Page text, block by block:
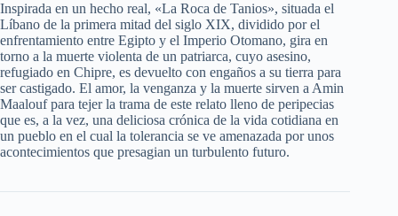
Inspirada en un hecho real, «La Roca de Tanios», situada el
Líbano de la primera mitad del siglo XIX, dividido por el
enfrentamiento entre Egipto y el Imperio Otomano, gira en
torno a la muerte violenta de un patriarca, cuyo asesino,
refugiado en Chipre, es devuelto con engaños a su tierra para
ser castigado. El amor, la venganza y la muerte sirven a Amin
Maalouf para tejer la trama de este relato lleno de peripecias
que es, a la vez, una deliciosa crónica de la vida cotidiana en
un pueblo en el cual la tolerancia se ve amenazada por unos
acontecimientos que presagian un turbulento futuro.